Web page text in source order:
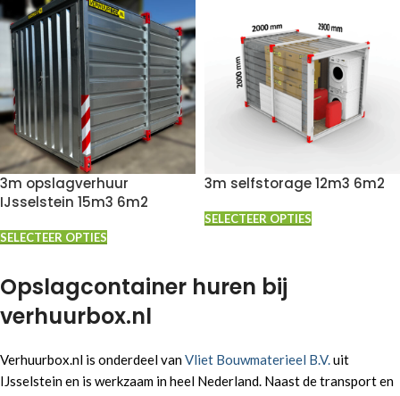
3m opslagverhuur
IJsselstein 15m3 6m2
SELECTEER OPTIES
3m selfstorage 12m3 6m2
SELECTEER OPTIES
Opslagcontainer huren bij
verhuurbox.nl
Verhuurbox.nl is onderdeel vanVliet Bouwmaterieel B.V.uit
IJsselstein en is werkzaam in heel Nederland. Naast de transport en